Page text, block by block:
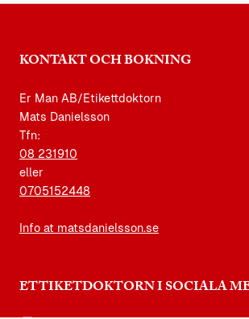
KONTAKT OCH BOKNING
Er Man AB/Etikettdoktorn
Mats Danielsson
Tfn:
08 231910
eller
0705152448
Info at matsdanielsson.se
ETTIKETDOKTORN I SOCIALA